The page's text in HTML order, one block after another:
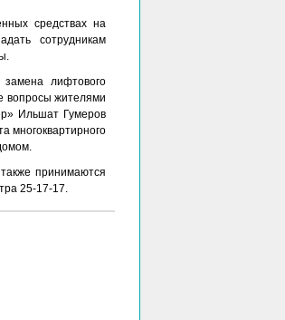
средствах на
сотрудникам
лифтового
вопросы жителями
Ильшат Гумеров
многоквартирного
принимаются
25-17-17.